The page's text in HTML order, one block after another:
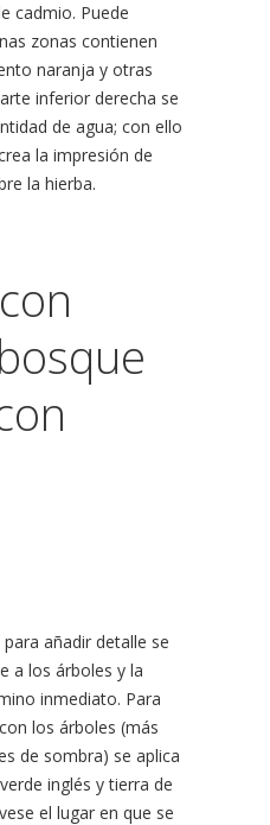
cadmio. Puede
zonas contienen
naranja y otras
inferior derecha se
de agua; con ello
la impresión de
la hierba.
añadir detalle se
a los árboles y la
inmediato. Para
los árboles (más
de sombra) se aplica
inglés y tierra de
el lugar en que se